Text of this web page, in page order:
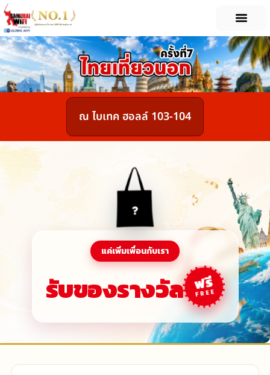
Skip
to
content
ณ ไบเทค ฮอลล์ 103-104
แค่เพิ่มเพื่อนกับเรา
รับของรางวัล ฟรี
FREE